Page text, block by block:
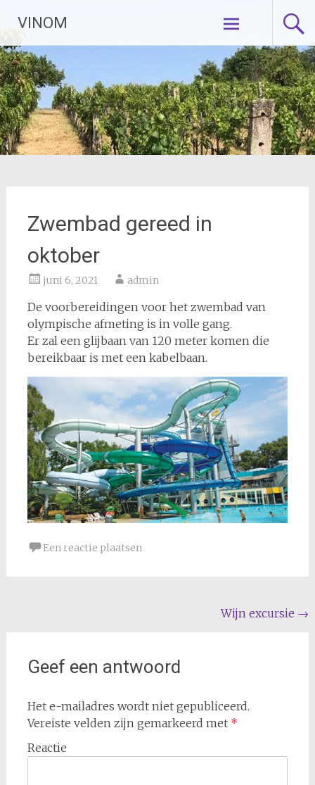
inhoud
springen
VINOM
Zwembad gereed in
oktober
juni 6, 2021 admin
De voorbereidingen voor het zwembad van
olympische afmeting is in volle gang.
Er zal een glijbaan van 120 meter komen die
bereikbaar is met een kabelbaan.
Een reactie plaatsen
Wijn excursie →
Geef een antwoord
Het e-mailadres wordt niet gepubliceerd.
Vereiste velden zijn gemarkeerd met *
Reactie